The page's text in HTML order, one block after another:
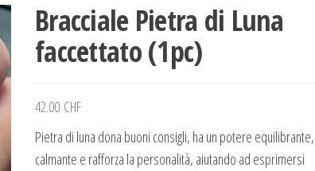
Bracciale Pietra di Luna
faccettato (1pc)
42.00 CHF
Pietra di luna dona buoni consigli, ha un potere equilibrante,
calmante e rafforza la personalità, aiutando ad esprimersi